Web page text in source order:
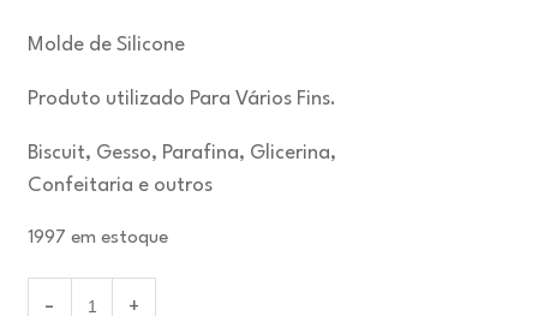
Molde de Silicone
Produto utilizado Para Vários Fins.
Biscuit, Gesso, Parafina, Glicerina,
Confeitaria e outros
1997 em estoque